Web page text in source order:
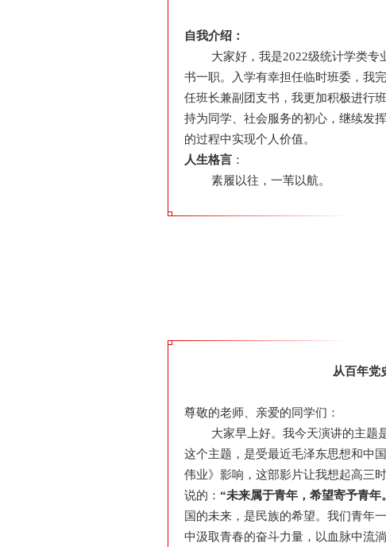
自我介绍：
大家好，我是2022级统计学类专
书一职。入学有幸担任临时班委，我
任班长兼副团支书，我更加积极进行
持为同学、社会服务的初心，继续发
的过程中实现个人价值。
人生格言 ：
素履以往，一苇以航。
从百年党
尊敬的老师、亲爱的同学们：
大家早上好。我今天演讲的主题
这个主题，是受最近毛泽东思想和中
伟业》影响，这部影片让我想起高三
说的：“未来属于青年，希望寄予青年
国的未来，是民族的希望。我们青年
中汲取青春的奋斗力量，以血脉中流